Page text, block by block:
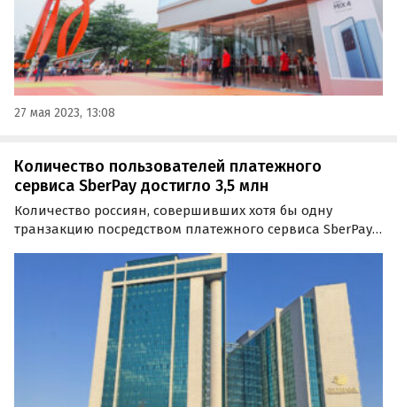
27 мая 2023, 13:08
Количество пользователей платежного
сервиса SberPay достигло 3,5 млн
Количество россиян, совершивших хотя бы одну
транзакцию посредством платежного сервиса SberPay с
Об этом «Где и что» узнали из официального пресс-
релиза Сбербанка.